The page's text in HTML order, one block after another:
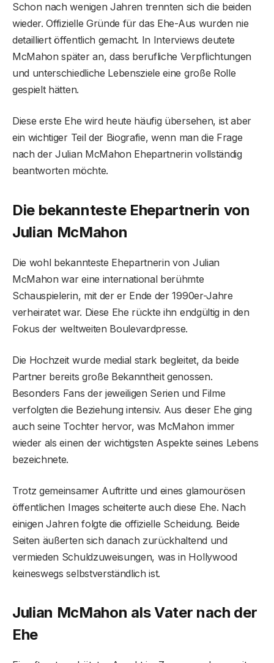
Schon nach wenigen Jahren trennten sich die beiden
wieder. Offizielle Gründe für das Ehe-Aus wurden nie
detailliert öffentlich gemacht. In Interviews deutete
McMahon später an, dass berufliche Verpflichtungen
und unterschiedliche Lebensziele eine große Rolle
gespielt hätten.
Diese erste Ehe wird heute häufig übersehen, ist aber
ein wichtiger Teil der Biografie, wenn man die Frage
nach der Julian McMahon Ehepartnerin vollständig
beantworten möchte.
Die bekannteste Ehepartnerin von
Julian McMahon
Die wohl bekannteste Ehepartnerin von Julian
McMahon war eine international berühmte
Schauspielerin, mit der er Ende der 1990er-Jahre
verheiratet war. Diese Ehe rückte ihn endgültig in den
Fokus der weltweiten Boulevardpresse.
Die Hochzeit wurde medial stark begleitet, da beide
Partner bereits große Bekanntheit genossen.
Besonders Fans der jeweiligen Serien und Filme
verfolgten die Beziehung intensiv. Aus dieser Ehe ging
auch seine Tochter hervor, was McMahon immer
wieder als einen der wichtigsten Aspekte seines Lebens
bezeichnete.
Trotz gemeinsamer Auftritte und eines glamourösen
öffentlichen Images scheiterte auch diese Ehe. Nach
einigen Jahren folgte die offizielle Scheidung. Beide
Seiten äußerten sich danach zurückhaltend und
vermieden Schuldzuweisungen, was in Hollywood
keineswegs selbstverständlich ist.
Julian McMahon als Vater nach der
Ehe